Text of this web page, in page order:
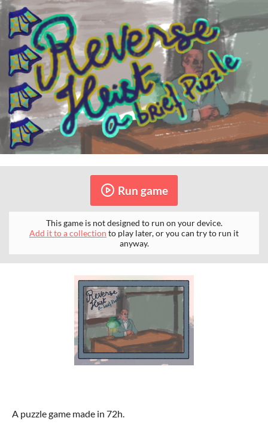
Run game
This game is not designed to run on your device.
Add it to a collection to play later, or you can try to run it
anyway.
A puzzle game made in 72h.